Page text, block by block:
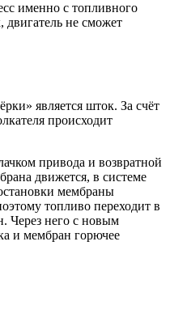
именно с топливного
двигатель не сможет
является шток. За счёт
происходит
привода и возвратной
движется, в системе
мембраны
топливо переходит в
Через него с новым
и мембран горючее